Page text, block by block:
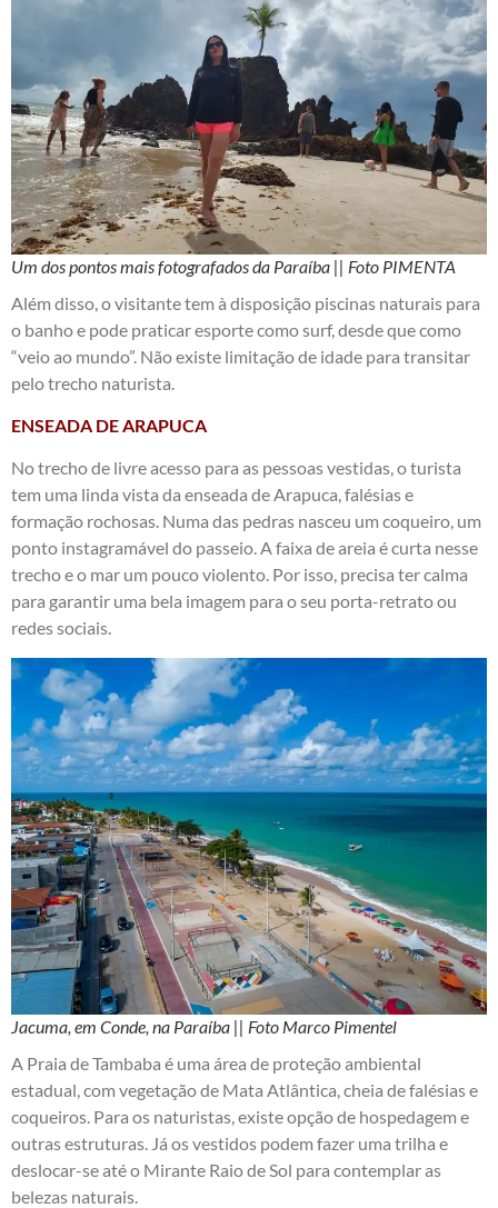
Um dos pontos mais fotografados da Paraíba || Foto PIMENTA
Além disso, o visitante tem à disposição piscinas naturais para
o banho e pode praticar esporte como surf, desde que como
“veio ao mundo”. Não existe limitação de idade para transitar
pelo trecho naturista.
ENSEADA DE ARAPUCA
No trecho de livre acesso para as pessoas vestidas, o turista
tem uma linda vista da enseada de Arapuca, falésias e
formação rochosas. Numa das pedras nasceu um coqueiro, um
ponto instagramável do passeio. A faixa de areia é curta nesse
trecho e o mar um pouco violento. Por isso, precisa ter calma
para garantir uma bela imagem para o seu porta-retrato ou
redes sociais.
Jacuma, em Conde, na Paraíba || Foto Marco Pimentel
A Praia de Tambaba é uma área de proteção ambiental
estadual, com vegetação de Mata Atlântica, cheia de falésias e
coqueiros. Para os naturistas, existe opção de hospedagem e
outras estruturas. Já os vestidos podem fazer uma trilha e
deslocar-se até o Mirante Raio de Sol para contemplar as
belezas naturais.